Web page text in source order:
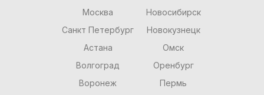
Москва
Санкт Петербург
Астана
Волгоград
Воронеж
Новосибирск
Новокузнецк
Омск
Оренбург
Пермь